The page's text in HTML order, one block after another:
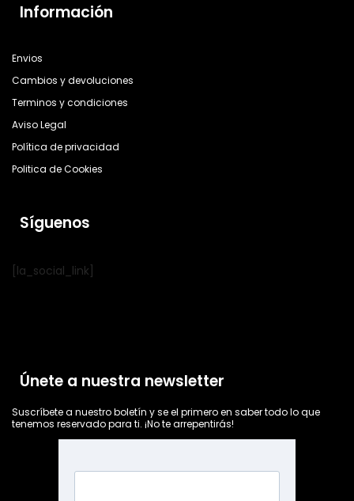
Información
Envios
Cambios y devoluciones
Terminos y condiciones
Aviso Legal
Política de privacidad
Politica de Cookies
Síguenos
[la_social_link]
Únete a nuestra newsletter
Suscríbete a nuestro boletín y se el primero en saber todo lo que
tenemos reservado para ti. ¡No te arrepentirás!